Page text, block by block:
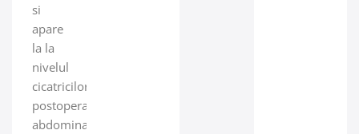
si
apare
la la
nivelul
cicatricilor
postoperatorii
abdominale.